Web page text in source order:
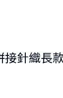
針織長